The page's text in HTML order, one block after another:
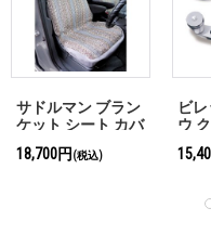
サドルマン ブラン
ケット シート カバ
18,700円 (税込)
ビ
ウ